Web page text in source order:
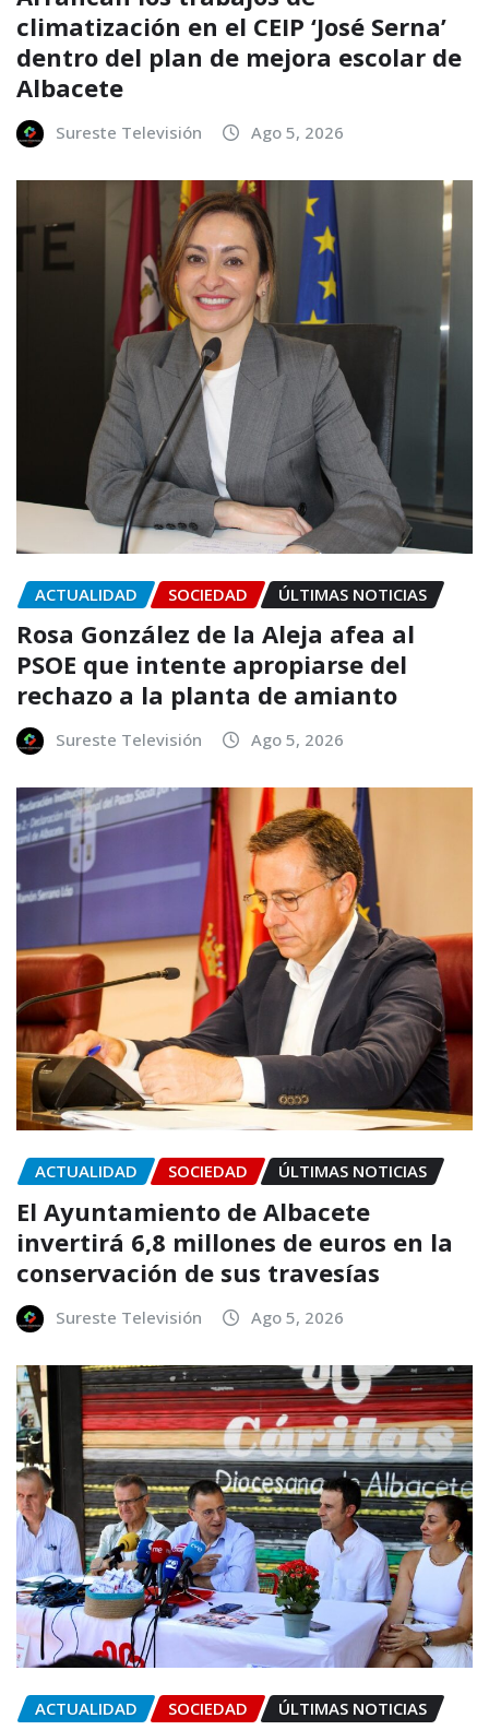
climatización en el CEIP ‘José Serna’
dentro del plan de mejora escolar de
Albacete
Sureste Televisión Ago 5, 2026
ACTUALIDAD SOCIEDAD ÚLTIMAS NOTICIAS
Rosa González de la Aleja afea al
PSOE que intente apropiarse del
rechazo a la planta de amianto
Sureste Televisión Ago 5, 2026
ACTUALIDAD SOCIEDAD ÚLTIMAS NOTICIAS
El Ayuntamiento de Albacete
invertirá 6,8 millones de euros en la
conservación de sus travesías
Sureste Televisión Ago 5, 2026
ACTUALIDAD SOCIEDAD ÚLTIMAS NOTICIAS